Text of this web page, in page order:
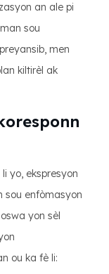
an ale pi
sou
men
kiltirèl ak
yo, ekspresyon
sou enfòmasyon
yon sèl
ou ka fè li: